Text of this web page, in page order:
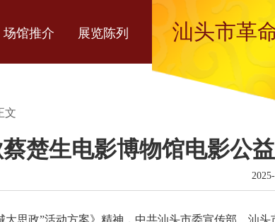
场馆推介 展览陈列 汕头市革
文
楚生电影博物馆电影公
大思政”活动方案》精神，中共汕头市委宣传部、汕